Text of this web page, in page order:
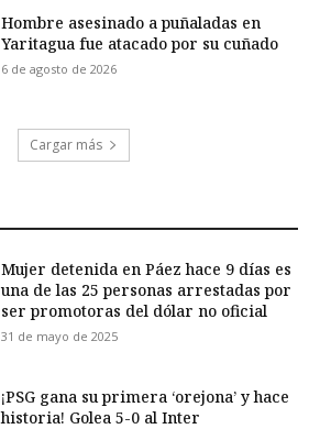
Hombre asesinado a puñaladas en
Yaritagua fue atacado por su cuñado
6 de agosto de 2026
Cargar más
Mujer detenida en Páez hace 9 días es
una de las 25 personas arrestadas por
ser promotoras del dólar no oficial
31 de mayo de 2025
¡PSG gana su primera ‘orejona’ y hace
historia! Golea 5-0 al Inter